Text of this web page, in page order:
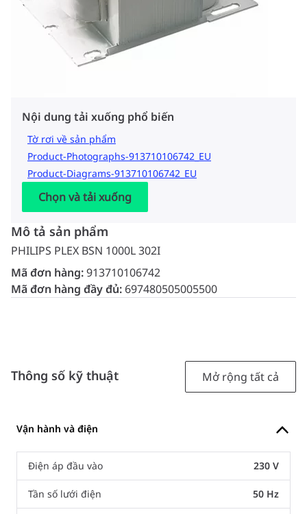
Nội dung tải xuống phổ biến
Tờ rơi về sản phẩm
Product-Photographs-913710106742_EU
Product-Diagrams-913710106742_EU
Chọn và tải xuống
Mô tả sản phẩm
PHILIPS PLEX BSN 1000L 302I
Mã đơn hàng:913710106742
Mã đơn hàng đầy đủ: 697480505005500
Thông số kỹ thuật Mở rộng tất cả
Vận hành và điện
Điện áp đầu vào 230 V
Tần số lưới điện 50 Hz